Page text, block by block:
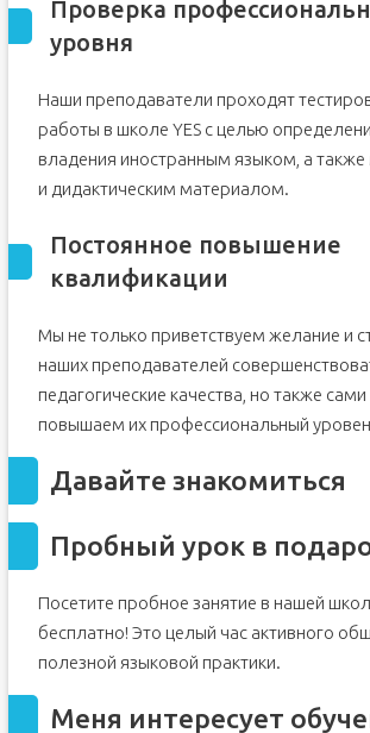
Проверка
уровня
Наши преподаватели проходят
работы в школе YES с целью
владения иностранным языком, а
и дидактическим материалом.
Постоянное повышение
квалификации
Мы не только приветствуем желание и
наших преподавателей
педагогические качества, но также
повышаем их профессиональный
Давайте знакомиться
Пробный урок в
Посетите пробное занятие в нашей
бесплатно! Это целый час активного
полезной языковой практики.
Меня интересует